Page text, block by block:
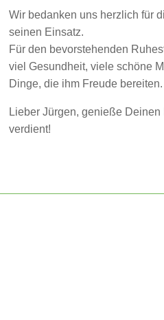
Wir bedanken uns herzlich für
seinen Einsatz.
Für den bevorstehenden
viel Gesundheit, viele schöne
Dinge, die ihm Freude bereiten.
Lieber Jürgen, genieße
verdient!